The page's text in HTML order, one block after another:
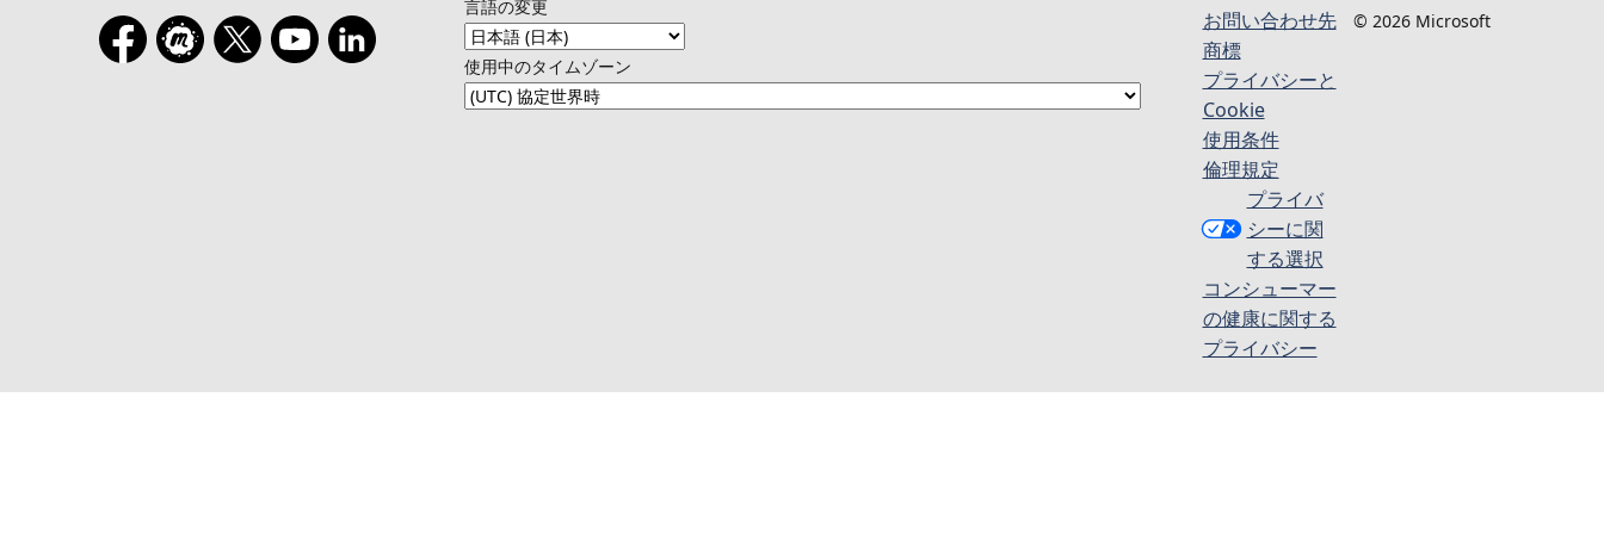
言語の変更
使用中のタイムゾーン
お問い合わせ先
商標
プライバシーと
Cookie
使用条件
倫理規定
プライバ
シーに関
する選択
コンシューマー
の健康に関する
プライバシー
© 2026 Microsoft